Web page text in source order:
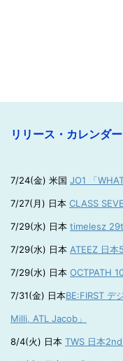
リリース・カレンダー
7/24(金) 米国 JO1 「
7/27(月) 日本 CLASS
7/29(水) 日本 timelesz
7/29(水) 日本 ATEEZ 日
7/29(水) 日本 OCTPATH
7/31(金) 日本BE:FIRST デ
Milli, ATL Jacob」
8/4(火) 日本 TWS 日本2nd